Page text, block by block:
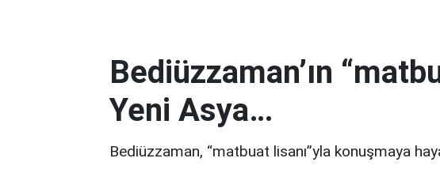
Bediüzzaman’ın
Yeni Asya…
Bediüzzaman, “matbuat lisanı”yla konuşmaya